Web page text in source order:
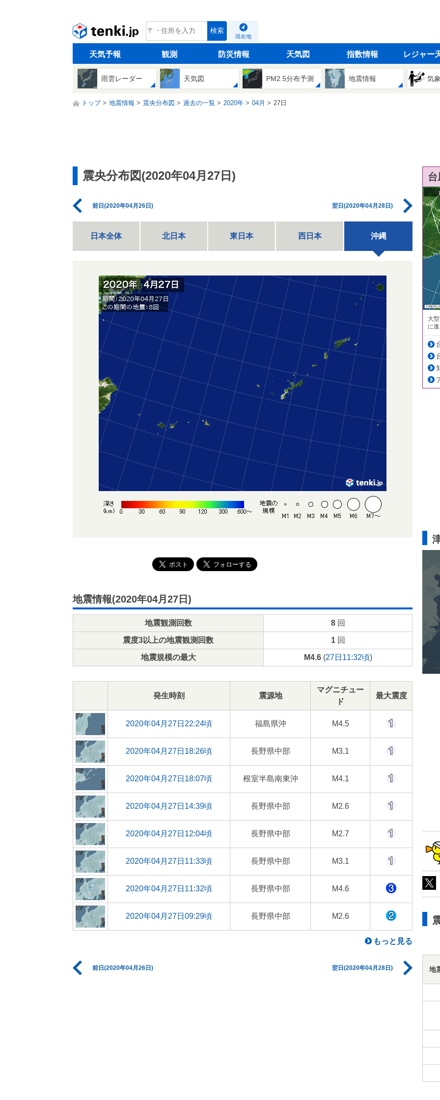
tenki.jp 検索
現在地
天気予報 観測 防災情報 天気図 指数情報 レジャー
雨雲レーダー 天気図 PM2.5分布予測 地震情報 気
トップ 地震情報 震央分布図 過去の一覧 2020年 04月 27日
震央分布図(2020年04月27日)
前日(2020年04月26日) 翌日(2020年04月28日)
日本全体 北日本 東日本 西日本 沖縄
地震情報(2020年04月27日)
地震観測回数 8回
震度3以上の地震観測回数 1回
地震規模の最大 M4.6(27日11:32頃)
発生時刻 震源地
マグニチュー
ド
最大震度
2020年04月27日22:24頃 福島県沖 M4.5
2020年04月27日18:26頃 長野県中部 M3.1
2020年04月27日18:07頃 根室半島南東沖 M4.1
2020年04月27日14:39頃 長野県中部 M2.6
2020年04月27日12:04頃 長野県中部 M2.7
2020年04月27日11:33頃 長野県中部 M3.1
2020年04月27日11:32頃 長野県中部 M4.6
2020年04月27日09:29頃 長野県中部 M2.6
もっと見る
前日(2020年04月26日) 翌日(2020年04月28日)
大
に
地